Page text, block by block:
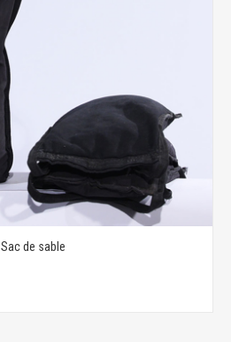
Sac de sable